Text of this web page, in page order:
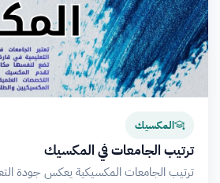
المكسيك
ترتيب الجامعات في المكسيك
ترتيب الجامعات المكسيكية يعكس جودة